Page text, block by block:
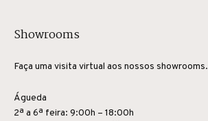
Showrooms
Faça uma visita virtual aos nossos showrooms.
Águeda
2ª a 6ª feira: 9:00h – 18:00h